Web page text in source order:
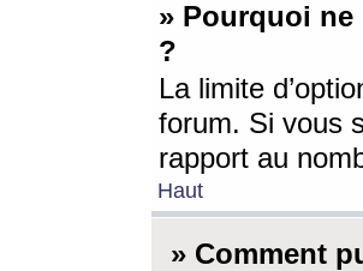
» Pourquoi
?
La limite
forum. Si vous
rapport au
Haut
» Comment